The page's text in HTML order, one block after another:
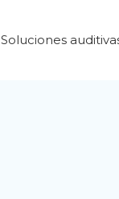
Soluciones